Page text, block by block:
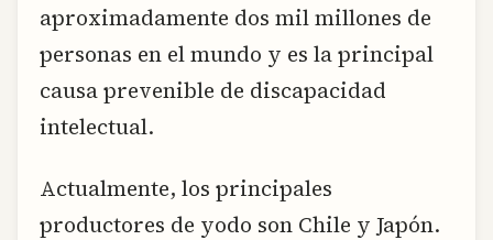
aproximadamente dos mil millones de
personas en el mundo y es la principal
causa prevenible de discapacidad
intelectual.
Actualmente, los principales
productores de yodo son Chile y Japón.